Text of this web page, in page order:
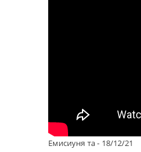
Емисиуня та - 18/12/21